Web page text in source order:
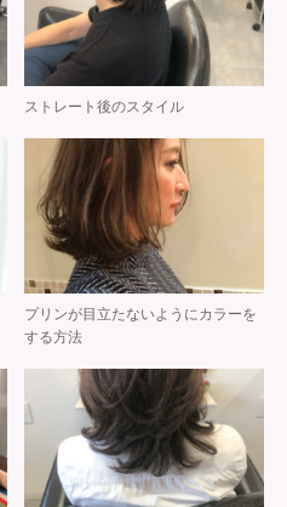
ストレート後のスタイル
プリンが目立たないようにカラーを
する方法